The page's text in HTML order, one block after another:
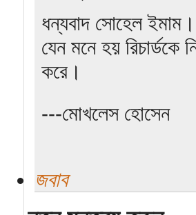
ধন্যবাদ সোহেল
যেন মনে হয়
করে।
---মোখলেস হোসেন
জবাব